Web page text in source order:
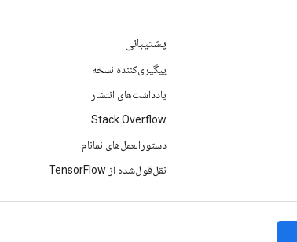
پشتیبانی
پیگیری‌کننده نسخه
یادداشت‌های انتشار
Stack Overflow
دستورالعمل‌های نمانام
نقل‌قول‌شده از TensorFlow